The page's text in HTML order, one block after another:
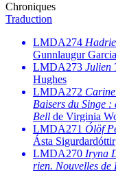
Chroniques
Traduction
LMDA274
Gunnlaugur Garcia
LMDA273 Julien
Hughes
LMDA272
Baisers du Singe :
Bell de Virginia
LMDA271 Ólöf
Ásta Sigurdardóttir
LMDA270 Iryna
rien. Nouvelles de